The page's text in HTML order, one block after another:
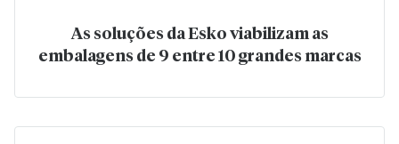
As soluções da Esko viabilizam as
embalagens de 9 entre 10 grandes marcas